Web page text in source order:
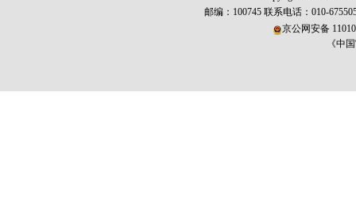
邮编：100745 联系电话：010-
京公网安备
《中